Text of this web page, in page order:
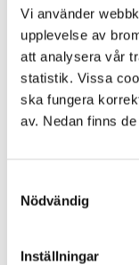
Vi använder
upplevelse av
att analysera vår
statistik. Vissa
ska fungera
av. Nedan finns
Nödvändig
Inställningar
Tipsa och dela
Kommentera
Skriv ut